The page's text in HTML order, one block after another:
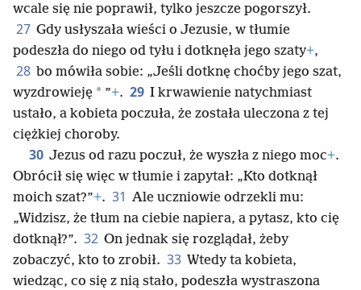
wcale się nie poprawił, tylko jeszcze pogorszył.
27 Gdy usłyszała wieści o Jezusie, w tłumie
podeszła do niego od tyłu i dotknęła jego szaty+,
28 bo mówiła sobie: „Jeśli dotknę choćby jego szat,
wyzdrowieję * ”+. 29 I krwawienie natychmiast
ustało, a kobieta poczuła, że została uleczona z tej
ciężkiej choroby.
30 Jezus od razu poczuł, że wyszła z niego moc+.
Obrócił się więc w tłumie i zapytał: „Kto dotknął
moich szat?”+. 31 Ale uczniowie odrzekli mu:
„Widzisz, że tłum na ciebie napiera, a pytasz, kto cię
dotknął?”. 32 On jednak się rozglądał, żeby
zobaczyć, kto to zrobił. 33 Wtedy ta kobieta,
wiedząc, co się z nią stało, podeszła wystraszona